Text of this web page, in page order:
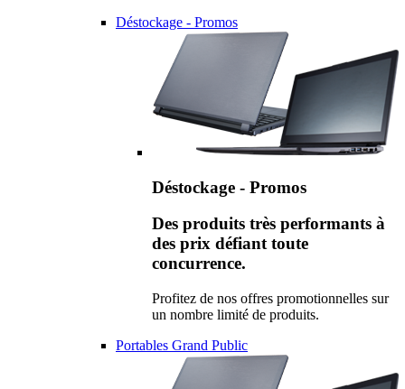
Déstockage - Promos
Déstockage - Promos
Des produits très performants à
des prix défiant toute
concurrence.
Profitez de nos offres promotionnelles sur
un nombre limité de produits.
Portables Grand Public